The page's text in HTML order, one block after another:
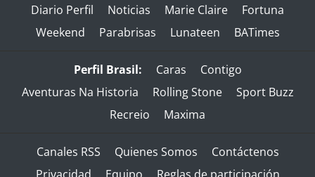
Diario Perfil Noticias Marie Claire
Fortuna
Weekend
Parabrisas Lunateen BATimes
Perfil Brasil: Caras
Contigo
Aventuras Na Historia
Rolling Stone
Sport Buzz
Recreio
Maxima
Canales RSS Quienes Somos
Contáctenos